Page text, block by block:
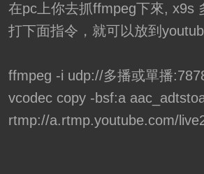
在pc上你去抓ffmpeg下來, x9s
打下面指令，就可以放到
ffmpeg -i udp://多播或單播
vcodec copy -bsf:a
rtmp://a.rtmp.youtube.com/